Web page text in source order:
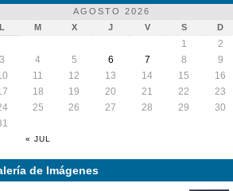
AGOSTO 2026
L
M X J V S D
« JUL
1
2
3
4 5 6 7 8
9
11 12 13 14 15
16
18 19 20 21 22
23
25 26 27 28 29
30
de Imágenes